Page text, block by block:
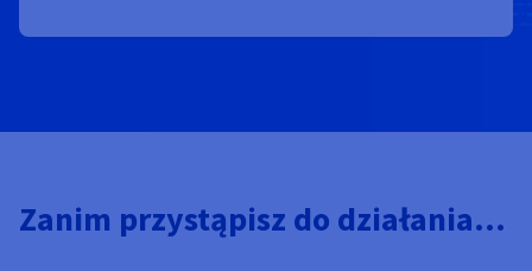
Zanim przystąpisz do działania...